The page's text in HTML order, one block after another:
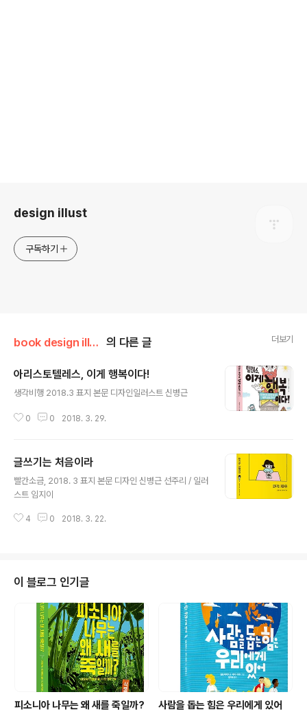
design illust
구독하기
book design illust 의 다른 글 더보기
아리스토텔레스, 이게 행복이다!
생각비행 2018.3 표지 본문 디자인일러스트 신병근
0 0 2018. 3. 29.
글쓰기는 처음이라
빨간소금, 2018. 3 표지 본문 디자인 신병근 선주리 / 일러
스트 임지이
4 0 2018. 3. 22.
이 블로그 인기글
피소니아 나무는 왜 새를 죽일까? 사람을 돕는 힘은 우리에게 있어